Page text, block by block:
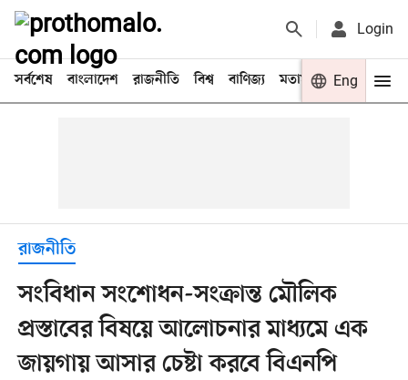
Login
সর্বশেষ বাংলাদেশ রাজনীতি বিশ্ব বাণিজ্য মতামত খেলা
Eng
রাজনীতি
সংবিধান সংশোধন-সংক্রান্ত মৌলিক
প্রস্তাবের বিষয়ে আলোচনার মাধ্যমে এক
জায়গায় আসার চেষ্টা করবে বিএনপি